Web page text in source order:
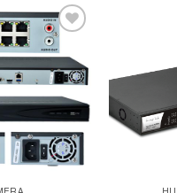
Add to
Wishlist